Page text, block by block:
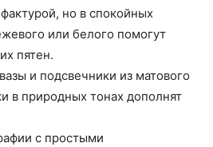
но в спокойных
или белого помогут
пятен.
и подсвечники из матового
в природных тонах дополнят
с простыми